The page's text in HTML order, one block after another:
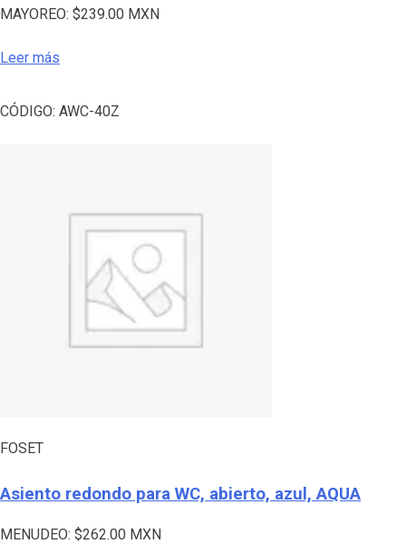
MAYOREO: $239.00 MXN
Leer más
CÓDIGO: AWC-40Z
FOSET
Asiento redondo para WC, abierto, azul, AQUA
MENUDEO: $262.00 MXN